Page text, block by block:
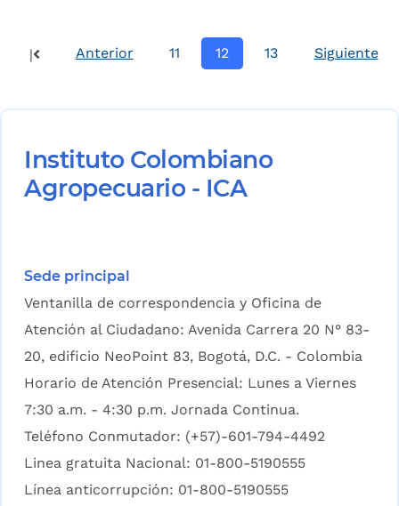
| Anterior 11 12 13 Siguiente
Instituto Colombiano
Agropecuario - ICA
Sede principal
Ventanilla de correspondencia y Oficina de
Atención al Ciudadano: Avenida Carrera 20 N° 83-
20, edificio NeoPoint 83, Bogotá, D.C. - Colombia
Horario de Atención Presencial: Lunes a Viernes
7:30 a.m. - 4:30 p.m. Jornada Continua.
Teléfono Conmutador: (+57)-601-794-4492
Linea gratuita Nacional: 01-800-5190555
Línea anticorrupción: 01-800-5190555